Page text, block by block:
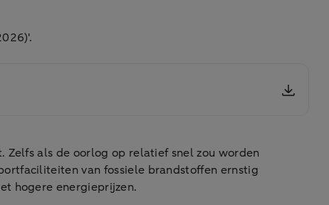
als de oorlog op relatief snel zou worden
van fossiele brandstoffen ernstig
hogere energieprijzen.